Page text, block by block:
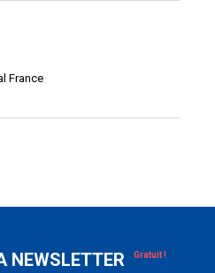
France
NEWSLETTER